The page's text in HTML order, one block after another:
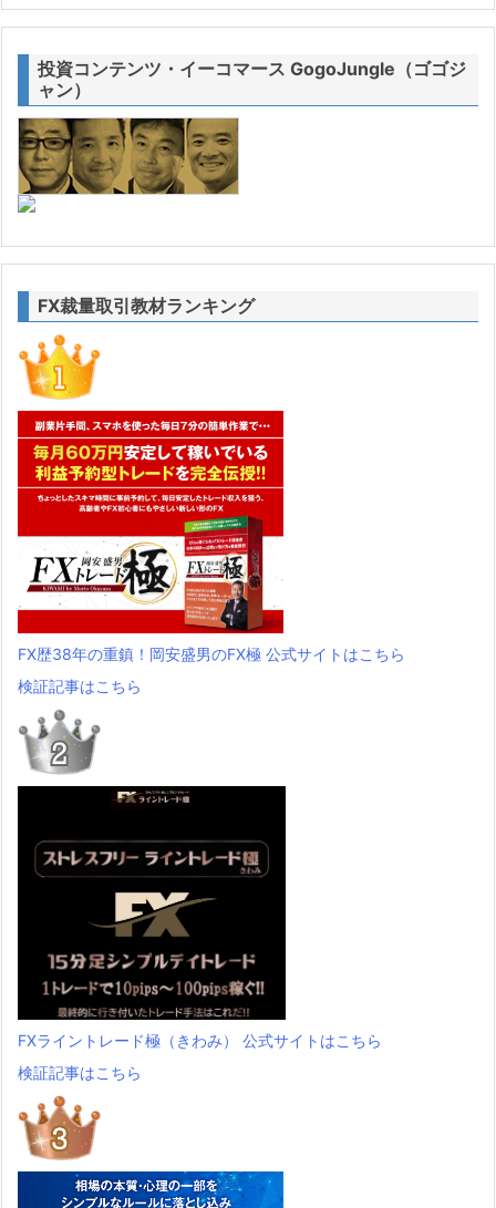
投資コンテンツ・イーコマース GogoJungle（ゴゴジ
ャン）
FX裁量取引教材ランキング
FX歴38年の重鎮！岡安盛男のFX極 公式サイトはこちら
検証記事はこちら
FXライントレード極（きわみ） 公式サイトはこちら
検証記事はこちら